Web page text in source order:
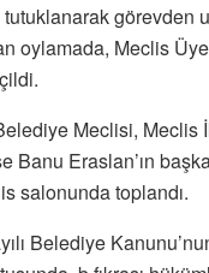
görevden
oylamada, Meclis
Meclisi, Meclis
Banu Eraslan’ın
salonunda toplandı.
Belediye